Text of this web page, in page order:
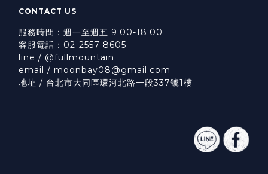
CONTACT US
服務時間：週一至週五 9:00-18:00
客服電話：02-2557-8605
line / @fullmountain
email / moonbay08@gmail.com
地址 / 台北市大同區環河北路一段337號1樓